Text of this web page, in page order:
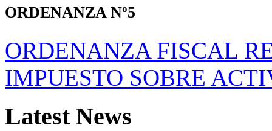
ORDENANZA Nº5
ORDENANZA FISCAL
IMPUESTO SOBRE
LatestNews